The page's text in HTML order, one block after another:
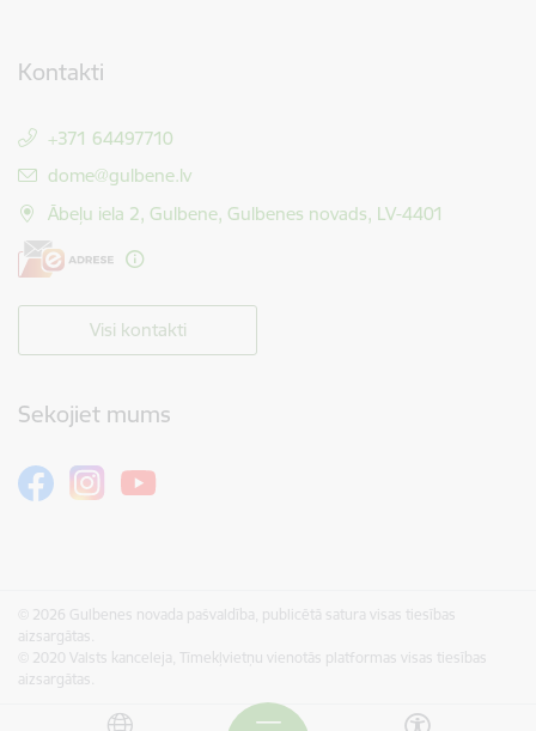
Kontakti
+371 64497710
E-pasts:
dome@gulbene.lv
Ābeļu iela 2, Gulbene, Gulbenes novads, LV-4401
Visi kontakti
Sekojiet mums
© 2026 Gulbenes novada pašvaldība, publicētā satura visas tiesības
aizsargātas.
© 2020 Valsts kanceleja, Tīmekļvietņu vienotās platformas visas tiesības
aizsargātas.